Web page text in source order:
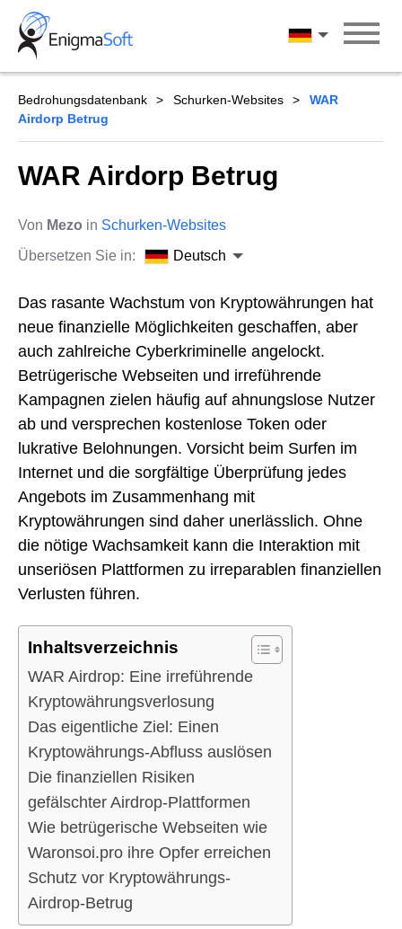
Skip
content
Deutsch
Bedrohungsdatenbank Schurken-Websites
WAR
Airdorp Betrug
WAR Airdorp Betrug
Von Mezo in Schurken-Websites
Übersetzen Sie in:
Deutsch
Das rasante Wachstum von Kryptowährungen hat
neue finanzielle Möglichkeiten geschaffen, aber
auch zahlreiche Cyberkriminelle angelockt.
Betrügerische Webseiten und irreführende
Kampagnen zielen häufig auf ahnungslose Nutzer
ab und versprechen kostenlose Token oder
lukrative Belohnungen. Vorsicht beim Surfen im
Internet und die sorgfältige Überprüfung jedes
Angebots im Zusammenhang mit
Kryptowährungen sind daher unerlässlich. Ohne
die nötige Wachsamkeit kann die Interaktion mit
unseriösen Plattformen zu irreparablen finanziellen
Verlusten führen.
Inhaltsverzeichnis
WAR Airdrop: Eine irreführende
Kryptowährungsverlosung
Das eigentliche Ziel: Einen
Kryptowährungs-Abfluss auslösen
Die finanziellen Risiken
gefälschter Airdrop-Plattformen
Wie betrügerische Webseiten wie
Waronsoi.pro ihre Opfer erreichen
Schutz vor Kryptowährungs-
Airdrop-Betrug